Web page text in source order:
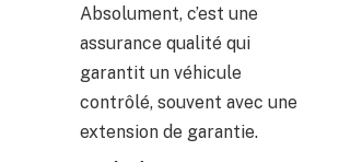
Absolument, c’est une
assurance qualité qui
garantit un véhicule
contrôlé, souvent avec une
extension de garantie.